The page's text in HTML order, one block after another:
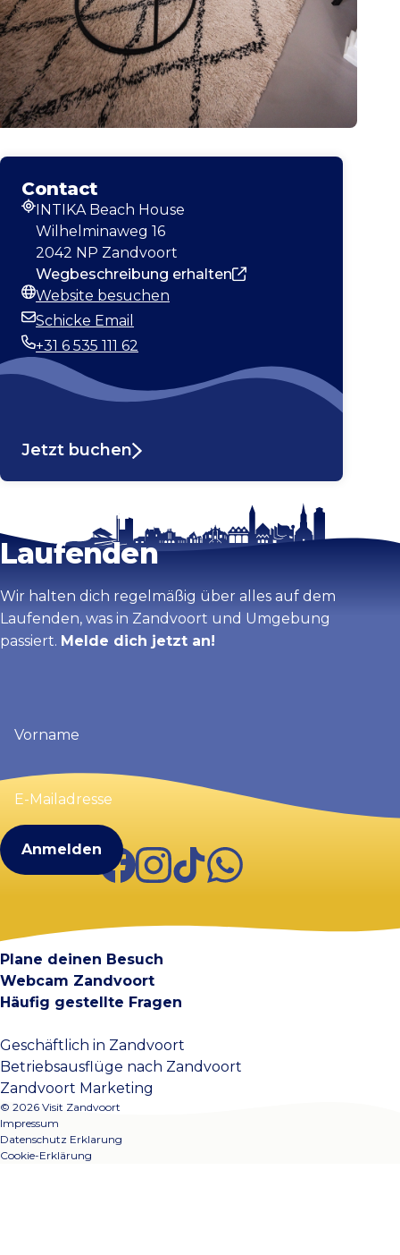
Contact
Adresse
INTIKA Beach House
Wilhelminaweg 16
2042 NP Zandvoort
Wegbeschreibung erhalten
Webseite
Website besuchen
E-Mail-Adresse
Schicke Email
Telefonnummer
+31 6 535 111 62
Jetzt buchen
Karte vergrößern
Bleib auf dem
Laufenden
Wir halten dich regelmäßig über alles auf dem
Laufenden, was in Zandvoort und Umgebung
passiert. Melde dich jetzt an!
(erforderlich)
E-
Mailadresse
FacebookInstagram
TikTokWhatsApp
Plane deinen Besuch
Webcam Zandvoort
Häufig gestellte Fragen
Geschäftlich in Zandvoort
Betriebsausflüge nach Zandvoort
Zandvoort Marketing
© 2026 Visit Zandvoort
Impressum
Datenschutz Erklarung
Cookie-Erklärung